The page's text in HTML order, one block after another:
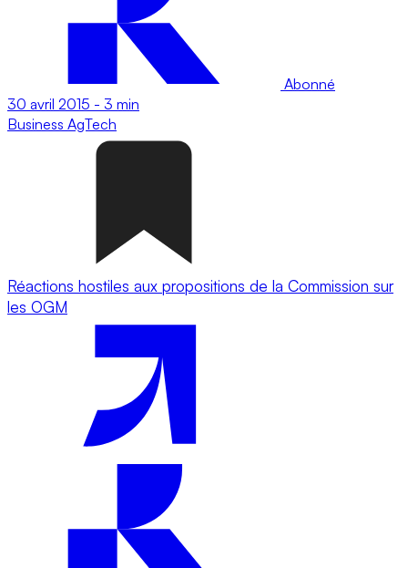
Abonné
30 avril 2015 - 3 min
Business AgTech
Réactions hostiles aux propositions de la Commission sur
les OGM